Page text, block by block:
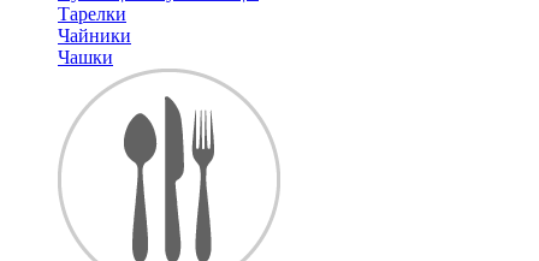
Тарелки
Чайники
Чашки